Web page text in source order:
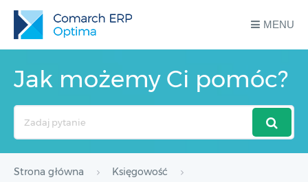
MENU
Jak możemy Ci pomóc?
Strona główna
Księgowość